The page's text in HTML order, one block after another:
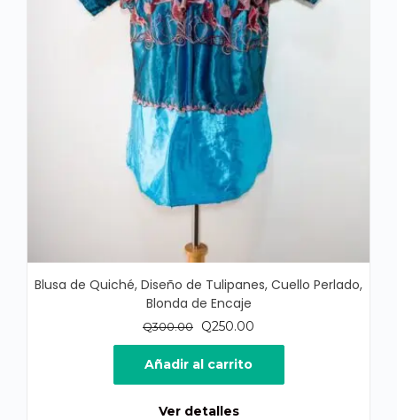
Blusa de Quiché, Diseño de Tulipanes, Cuello Perlado,
Blonda de Encaje
Q300.00
El
precio
original
era:
Q250.00
precio
es:
Añadir al carrito
Ver detalles